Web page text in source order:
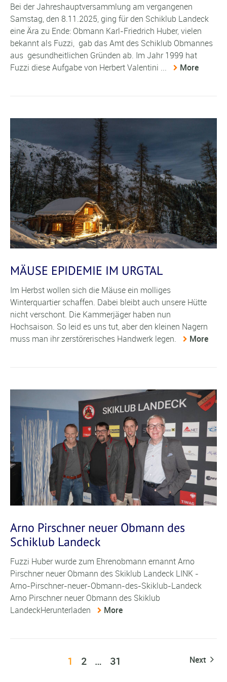
Bei der Jahreshauptversammlung am vergangenen
Samstag, den 8.11.2025, ging für den Schiklub Landeck
eine Ära zu Ende: Obmann Karl-Friedrich Huber, vielen
bekannt als Fuzzi, gab das Amt des Schiklub Obmannes
aus gesundheitlichen Gründen ab. Im Jahr 1999 hat
Fuzzi diese Aufgabe von Herbert Valentini ...
More
MÄUSE EPIDEMIE IM URGTAL
Im Herbst wollen sich die Mäuse ein molliges
Winterquartier schaffen. Dabei bleibt auch unsere Hütte
nicht verschont. Die Kammerjäger haben nun
Hochsaison. So leid es uns tut, aber den kleinen Nagern
muss man ihr zerstörerisches Handwerk legen.
More
Arno Pirschner neuer Obmann des
Schiklub Landeck
Fuzzi Huber wurde zum Ehrenobmann ernannt Arno
Pirschner neuer Obmann des Skiklub Landeck LINK -
Arno-Pirschner-neuer-Obmann-des-Skiklub-Landeck
Arno Pirschner neuer Obmann des Skiklub
LandeckHerunterladen
More
1 2 … 31 Next